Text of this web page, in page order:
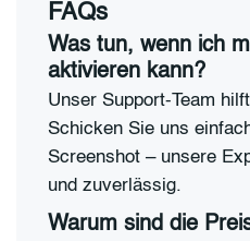
FAQs
Was tun, wenn ich
aktivieren kann?
Unser Support-Team
Schicken Sie uns
Screenshot – unsere
und zuverlässig.
Warum sind die